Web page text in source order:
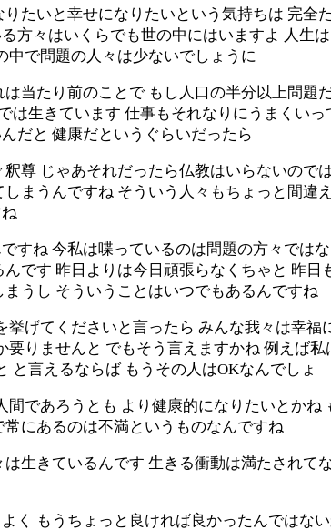
たいと幸せになりたいという気持ちは 完全
方々はいくらでも世の中にはいますよ 人生
中で問題の人々は少ないでしょうに
当たり前のことで もし人口の半分以上問題
は生きています 仕事もそれなりにうまくい
だと 健康だというぐらいだったら
尊 じゃあそれだったら仏教はいらないので
まうんですね そういう人々もちょっと間
すね 今私は喋っているのは問題の方々では
です 昨日よりは今日頑張らなくちゃと 昨
うし そういうことはいつでもあるんですね
げてくださいと言ったら みんな我々は幸
りませんと でもそう言えますかね 例えば
と言えるならば もうその人はOKなんでしょ
であろうとも より健康的になりたいとか
にあるのは不満というものなんですね
生きているんです 生きる衝動は満たされて
く もうちょっと良ければ良かったんではな